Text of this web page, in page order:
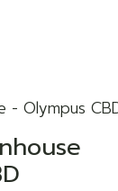
TO WISHLIST